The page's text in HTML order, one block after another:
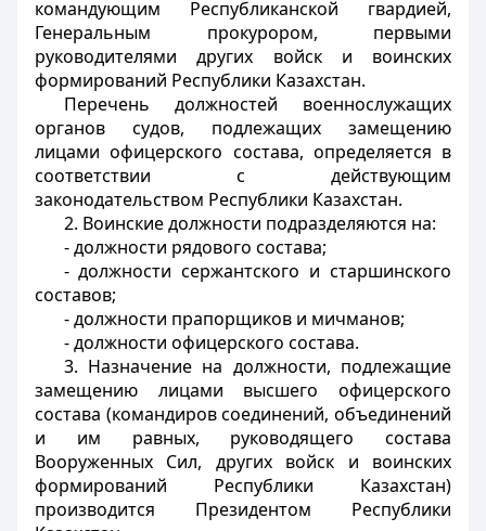
командующим Республиканской гвардией,
Генеральным прокурором, первыми
руководителями других войск и воинских
формирований Республики Казахстан.
Перечень должностей военнослужащих
органов судов, подлежащих замещению
лицами офицерского состава, определяется в
соответствии с действующим
законодательством Республики Казахстан.
2. Воинские должности подразделяются на:
- должности рядового состава;
- должности сержантского и старшинского
составов;
- должности прапорщиков и мичманов;
- должности офицерского состава.
3. Назначение на должности, подлежащие
замещению лицами высшего офицерского
состава (командиров соединений, объединений
и им равных, руководящего состава
Вооруженных Сил, других войск и воинских
формирований Республики Казахстан)
производится Президентом Республики